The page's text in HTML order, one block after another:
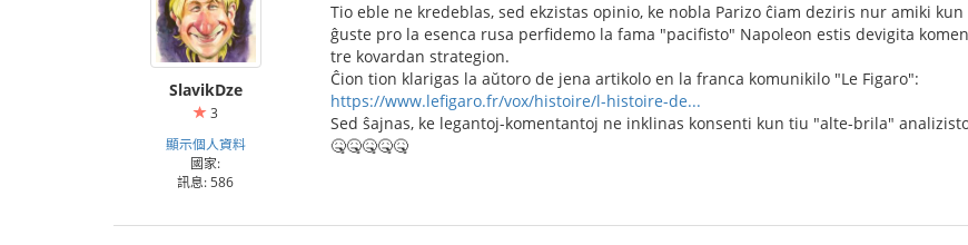
SlavikDze
3
顯示個人資料
國家:
訊息: 586
Tio eble ne kredeblas, sed ekzistas opinio, ke nobla Parizo ĉiam deziris nur amiki
ĝuste pro la esenca rusa perfidemo la fama "pacifisto" Napoleon estis devigita
tre kovardan strategion.
Ĉion tion klarigas la aŭtoro de jena artikolo en la franca komunikilo "Le Figaro":
https://www.lefigaro.fr/vox/histoire/l-histoire-de...
Sed ŝajnas, ke legantoj-komentantoj ne inklinas konsenti kun tiu "alte-brila"
🤒🤒🤒🤒🤒